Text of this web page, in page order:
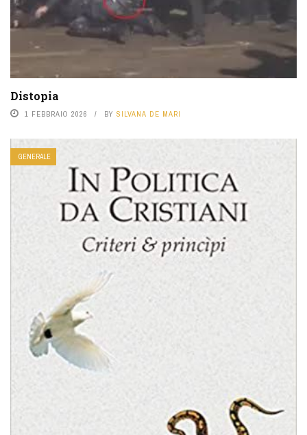
Distopia
1 FEBBRAIO 2026 BY SILVANA DE MARI
GENERALE